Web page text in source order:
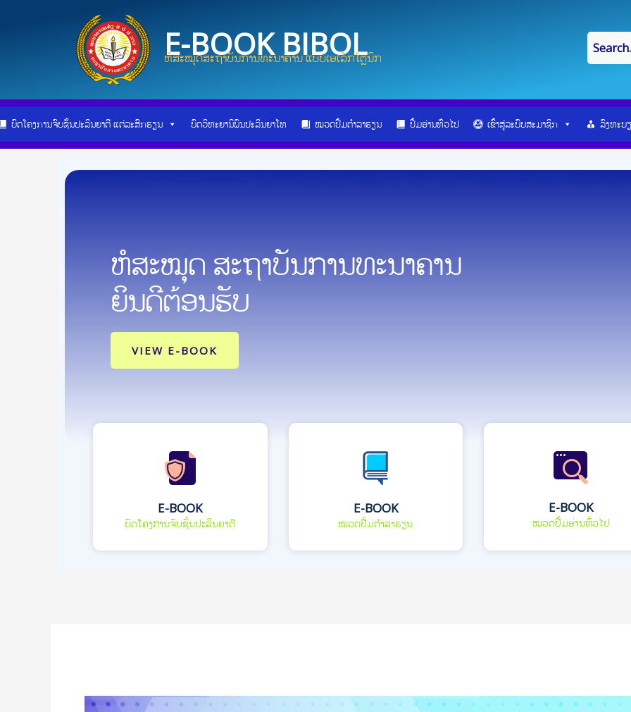
E-BOOK BIBOL
ຫໍສະໝຸດສະຖາບັນການທະນາຄານ ແບບເອເລັກໂຕຼນິກ
ບົດໂຄງການຈົບຊັ້ນປະລິນຍາຕີ ແຕ່ລະສົກຮຽນ ບົດວິທະຍານິພົນປະລິນຍາໂທ ໝວດປື້ມຕຳລາຮຽນ ປື້ມອ່ານທົ່ວໄປ ເຂົ້າສູ່ລະບົບສະມາຊິກ ລົງທະບ
ຫໍສະໝຸດ ສະຖາບັນການທະນາຄານ
ຍິນດີຕ້ອນຮັບ
VIEW E-BOOK
E-BOOK
ບົດໂຄງການຈົບຊັ້ນປະລິນຍາຕີ
E-BOOK
ໝວດປື້ມຕຳລາຮຽນ
E-BOOK
ໝວດປື້ມອ່ານທົ່ວໄປ
navigation